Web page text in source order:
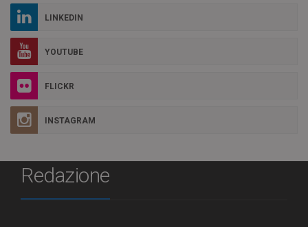
LINKEDIN
YOUTUBE
FLICKR
INSTAGRAM
Redazione